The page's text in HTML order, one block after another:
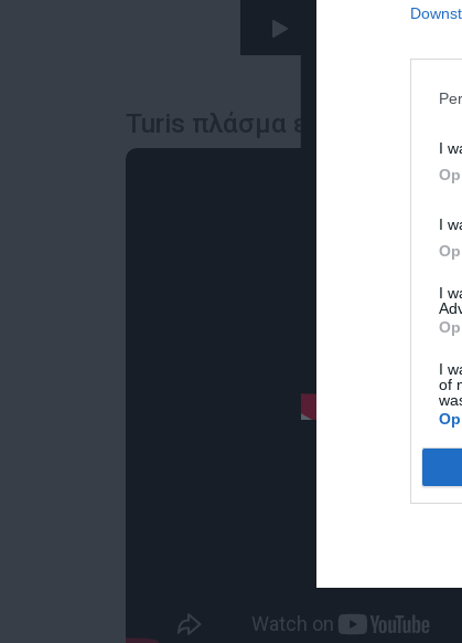
I
I
I
I
of
Turis πλάσμα εξάχνωση